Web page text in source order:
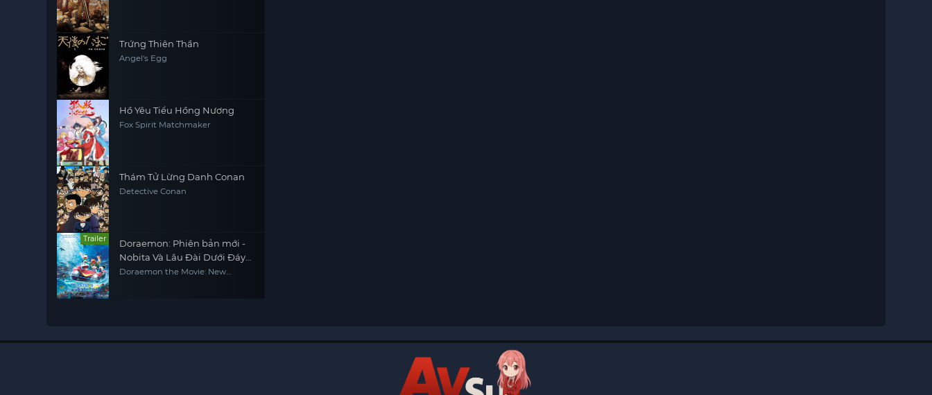
Trứng Thiên Thần
Angel's Egg
Hồ Yêu Tiểu Hồng Nương
Fox Spirit Matchmaker
Thám Tử Lừng Danh Conan
Detective Conan
Trailer
Doraemon: Phiên bản mới -
Nobita Và Lâu Đài Dưới Đáy
Biển
Doraemon the Movie: New